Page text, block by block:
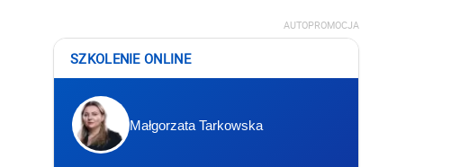
AUTOPROMOCJA
SZKOLENIE ONLINE
Małgorzata Tarkowska